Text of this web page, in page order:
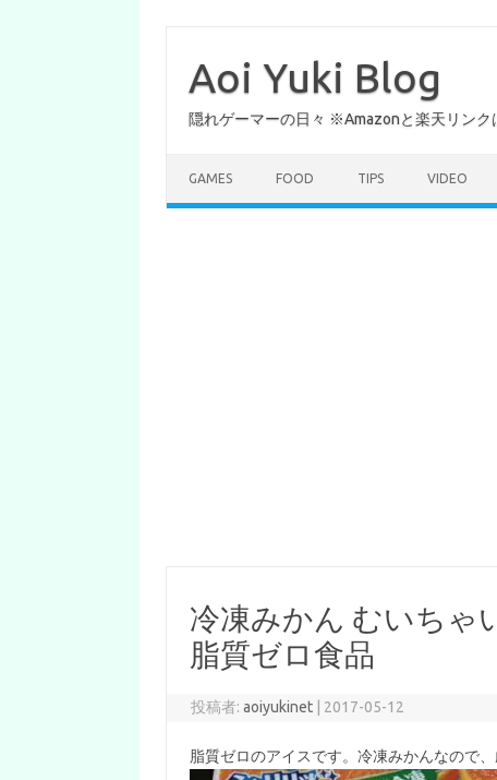
Aoi Yuki Blog
隠れゲーマーの日々 ※Amazonと楽天リンク
GAMES FOOD TIPS VIDEO
冷凍みかん むいちゃ
脂質ゼロ食品
投稿者:aoiyukinet 2017-05-12
脂質ゼロのアイスです。冷凍みかんなので